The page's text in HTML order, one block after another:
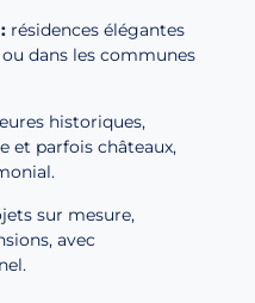
résidences élégantes
dans les communes
historiques,
et parfois châteaux,
sur mesure,
avec